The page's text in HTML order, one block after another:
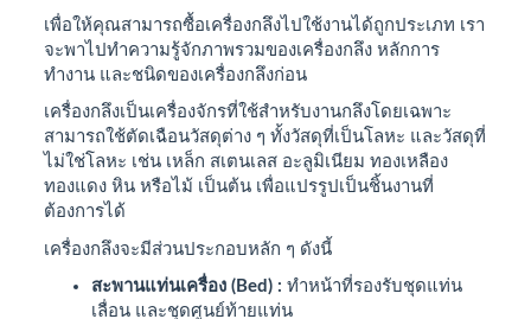
เพื่อให้คุณสามารถซื้อเครื่องกลึงไปใช้งานได้ถูกประเภท เรา
จะพาไปทำความรู้จักภาพรวมของเครื่องกลึง หลักการ
ทำงาน และชนิดของเครื่องกลึงก่อน
เครื่องกลึงเป็นเครื่องจักรที่ใช้สำหรับงานกลึงโดยเฉพาะ
สามารถใช้ตัดเฉือนวัสดุต่าง ๆ ทั้งวัสดุที่เป็นโลหะ และวัสดุที่
ไม่ใช่โลหะ เช่น เหล็ก สเตนเลส อะลูมิเนียม ทองเหลือง
ทองแดง หิน หรือไม้ เป็นต้น เพื่อแปรรูปเป็นชิ้นงานที่
ต้องการได้
เครื่องกลึงจะมีส่วนประกอบหลัก ๆ ดังนี้
สะพานแท่นเครื่อง (Bed) : ทำหน้าที่รองรับชุดแท่น
เลื่อน และชุดศูนย์ท้ายแท่น